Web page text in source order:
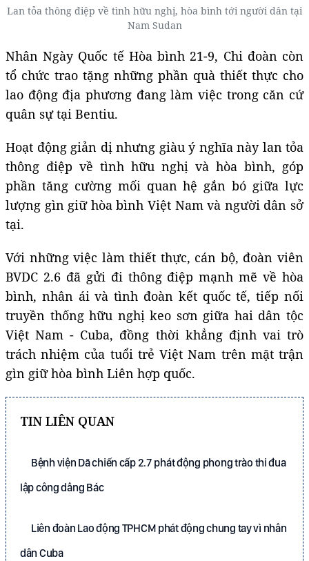
Lan tỏa thông điệp về tình hữu nghị, hòa bình tới người dân tại
Nam Sudan
Nhân Ngày Quốc tế Hòa bình 21-9, Chi đoàn còn
tổ chức trao tặng những phần quà thiết thực cho
lao động địa phương đang làm việc trong căn cứ
quân sự tại Bentiu.
Hoạt động giản dị nhưng giàu ý nghĩa này lan tỏa
thông điệp về tình hữu nghị và hòa bình, góp
phần tăng cường mối quan hệ gắn bó giữa lực
lượng gìn giữ hòa bình Việt Nam và người dân sở
tại.
Với những việc làm thiết thực, cán bộ, đoàn viên
BVDC 2.6 đã gửi đi thông điệp mạnh mẽ về hòa
bình, nhân ái và tình đoàn kết quốc tế, tiếp nối
truyền thống hữu nghị keo sơn giữa hai dân tộc
Việt Nam - Cuba, đồng thời khẳng định vai trò
trách nhiệm của tuổi trẻ Việt Nam trên mặt trận
gìn giữ hòa bình Liên hợp quốc.
TIN LIÊN QUAN
Bệnh viện Dã chiến cấp 2.7 phát động phong trào thi đua
lập công dâng Bác
Liên đoàn Lao động TPHCM phát động chung tay vì nhân
dân Cuba